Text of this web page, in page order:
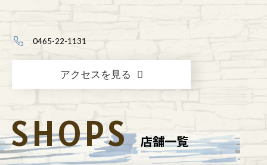
0465-22-1131
アクセスを見る
SHOPS 店舗一覧